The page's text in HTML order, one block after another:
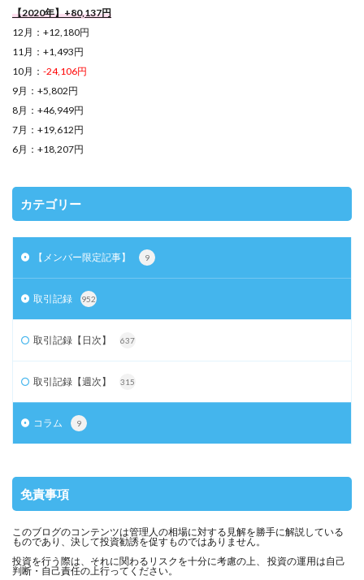
【2020年】+80,137円
12月：+12,180円
11月：+1,493円
10月： -24,106円
9月：+5,802円
8月：+46,949円
7月：+19,612円
6月：+18,207円
カテゴリー
【メンバー限定記事】 9
取引記録 952
取引記録【日次】 637
取引記録【週次】 315
コラム 9
免責事項
このブログのコンテンツは管理人の相場に対する見解を勝手に解説している
ものであり、決して投資勧誘を促すものではありません。
投資を行う際は、それに関わるリスクを十分に考慮の上、 投資の運用は自己
判断・自己責任の上行ってください。